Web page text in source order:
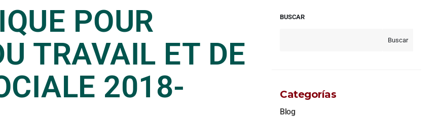
POUR
TRAVAIL ET DE
2018-
BUSCAR
Buscar
Categorías
Blog